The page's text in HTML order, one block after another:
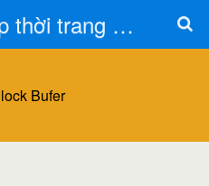
TT thiết kế rập thời trang Toán Trần
Bufer